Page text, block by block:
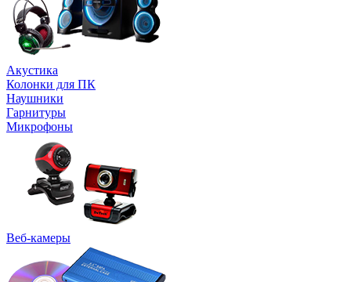
Акустика
Колонки для ПК
Наушники
Гарнитуры
Микрофоны
Веб-камеры